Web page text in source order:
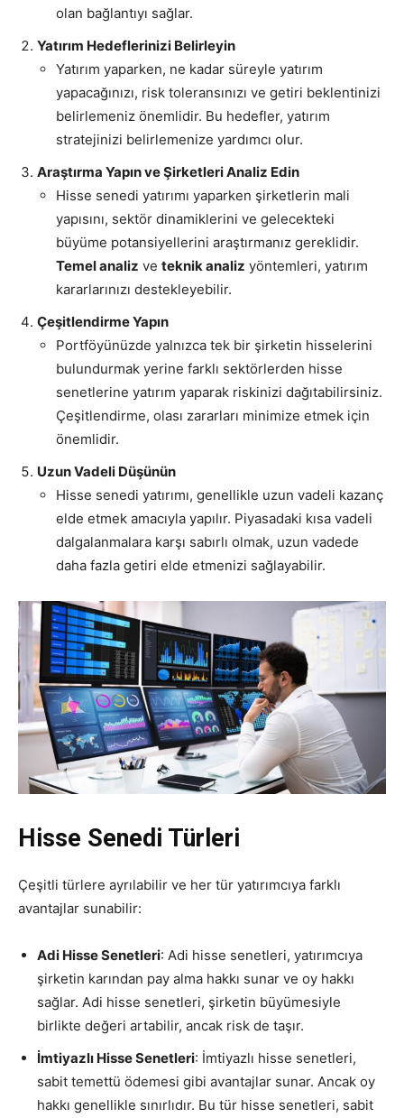
olan bağlantıyı sağlar.
Yatırım Hedeflerinizi Belirleyin
Yatırım yaparken, ne kadar süreyle yatırım
yapacağınızı, risk toleransınızı ve getiri beklentinizi
belirlemeniz önemlidir. Bu hedefler, yatırım
stratejinizi belirlemenize yardımcı olur.
Araştırma Yapın ve Şirketleri Analiz Edin
Hisse senedi yatırımı yaparken şirketlerin mali
yapısını, sektör dinamiklerini ve gelecekteki
büyüme potansiyellerini araştırmanız gereklidir.
Temel analiz ve teknik analiz yöntemleri, yatırım
kararlarınızı destekleyebilir.
Çeşitlendirme Yapın
Portföyünüzde yalnızca tek bir şirketin hisselerini
bulundurmak yerine farklı sektörlerden hisse
senetlerine yatırım yaparak riskinizi dağıtabilirsiniz.
Çeşitlendirme, olası zararları minimize etmek için
önemlidir.
Uzun Vadeli Düşünün
Hisse senedi yatırımı, genellikle uzun vadeli kazanç
elde etmek amacıyla yapılır. Piyasadaki kısa vadeli
dalgalanmalara karşı sabırlı olmak, uzun vadede
daha fazla getiri elde etmenizi sağlayabilir.
Hisse Senedi Türleri
Çeşitli türlere ayrılabilir ve her tür yatırımcıya farklı
avantajlar sunabilir:
Adi Hisse Senetleri: Adi hisse senetleri, yatırımcıya
şirketin karından pay alma hakkı sunar ve oy hakkı
sağlar. Adi hisse senetleri, şirketin büyümesiyle
birlikte değeri artabilir, ancak risk de taşır.
İmtiyazlı Hisse Senetleri: İmtiyazlı hisse senetleri,
sabit temettü ödemesi gibi avantajlar sunar. Ancak oy
hakkı genellikle sınırlıdır. Bu tür hisse senetleri, sabit